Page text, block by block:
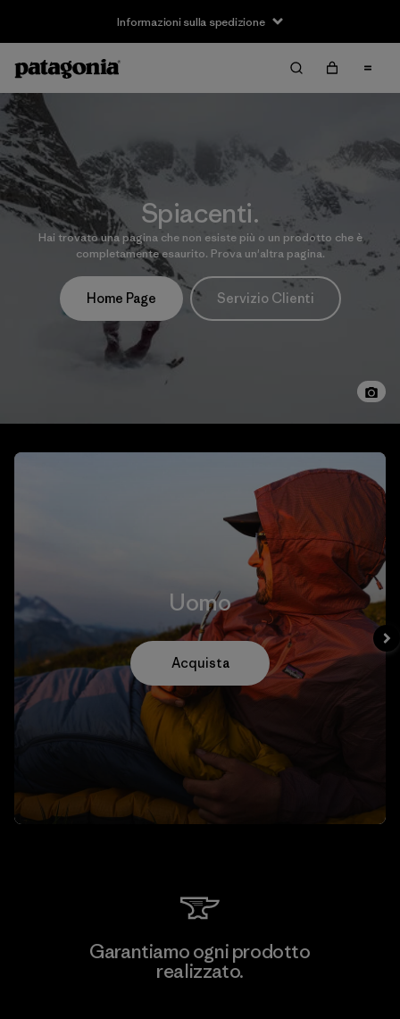
Informazioni sulla spedizione
Spiacenti.
Hai trovato una pagina che non esiste più o un prodotto che è
completamente esaurito. Prova un'altra pagina.
Home Page Servizio Clienti
Uomo
Acquista
Garantiamo ogni prodotto
realizzato.